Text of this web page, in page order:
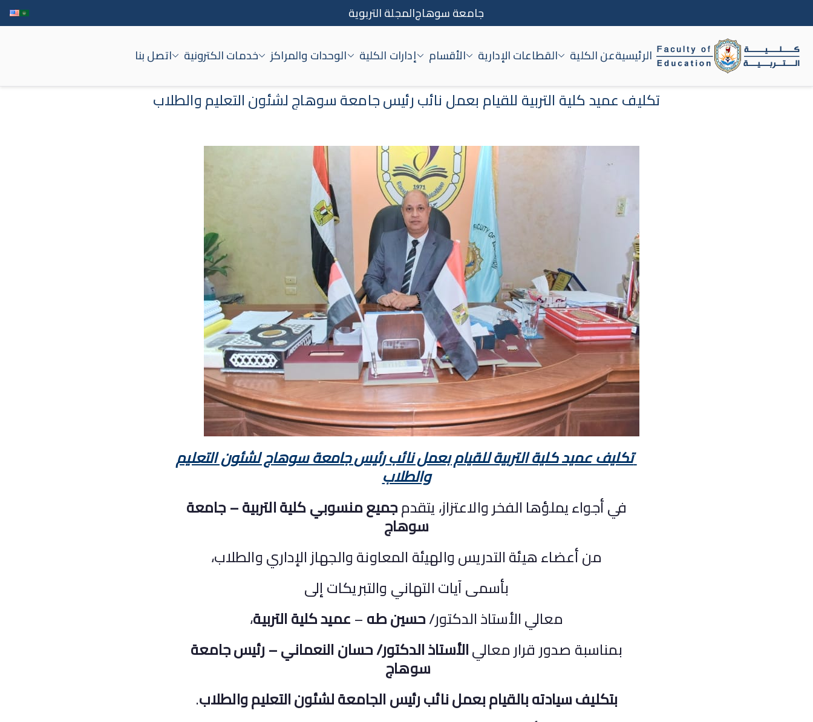
جامعة سوهاجالمجلة التربوية
الرئيسيةعن الكلية القطاعات الإدارية الأقسام إدارات الكلية الوحدات والمراكز خدمات الكترونية اتصل بنا
تكليف عميد كلية التربية للقيام بعمل نائب رئيس جامعة سوهاج لشئون التعليم والطلاب
تكليف عميد كلية التربية للقيام بعمل نائب رئيس جامعة سوهاج لشئون التعليم
والطلاب
في أجواء يملؤها الفخر والاعتزاز، يتقدمجميع منسوبي كلية التربية – جامعة
سوهاج
من أعضاء هيئة التدريس والهيئة المعاونة والجهاز الإداري والطلاب،
بأسمى آيات التهاني والتبريكات إلى
معالي الأستاذ الدكتور/حسين طه–عميد كلية التربية،
بمناسبة صدور قرار معاليالأستاذ الدكتور/ حسان النعماني – رئيس جامعة
سوهاج
بتكليف سيادته بالقيام بعمل نائب رئيس الجامعة لشئون التعليم والطلاب.